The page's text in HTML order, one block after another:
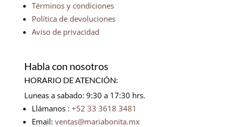
Términos y condiciones
Política de devoluciones
Aviso de privacidad
Habla con nosotros
HORARIO DE ATENCIÓN:
Luneas a sabado: 9:30 a 17:30 hrs.
Llámanos : +52 33 3618 3481
Email: ventas@mariabonita.mx